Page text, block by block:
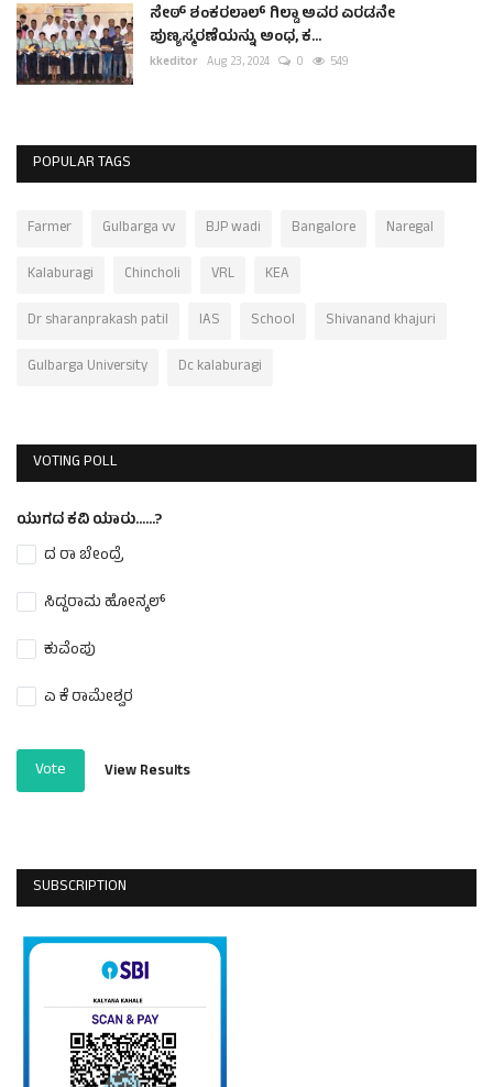
ಸೇಠ್ ಶಂಕರಲಾಲ್ ಗಿಲ್ಡಾ ಅವರ ಎರಡನೇ
ಪುಣ್ಯಸ್ಮರಣೆಯನ್ನು ಅಂಧ, ಕ...
kkeditor Aug 23, 2024 0 549
POPULAR TAGS
Farmer Gulbarga vv BJP wadi Bangalore
Naregal
Kalaburagi
Chincholi VRL
KEA
Dr sharanprakash patil
IAS School
Shivanand khajuri
Gulbarga University
Dc kalaburagi
VOTING POLL
ಯುಗದ ಕವಿ ಯಾರು......?
ದ ರಾ ಬೇಂದ್ರೆ
ಸಿದ್ದರಾಮ ಹೋನ್ಕಲ್
ಕುವೆಂಪು
ಎ ಕೆ ರಾಮೇಶ್ವರ
Vote View Results
SUBSCRIPTION